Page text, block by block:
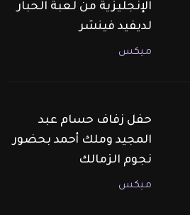
الإنجليزية من لعبة الحبار
لديفيد فينشر
ميكس
حفل زفاف حسام عبد
المجيد وملك أحمد بحضور
نجوم الزمالك
ميكس